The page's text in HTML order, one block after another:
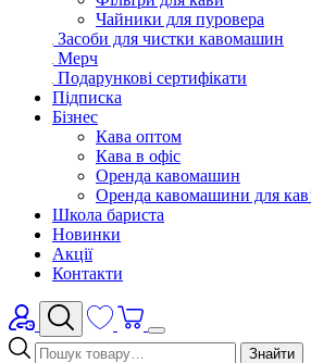
Чайники для пуровера
Засоби для чистки кавомашин
Мерч
Подарункові сертифікати
Підписка
Бізнес
Кава оптом
Кава в офіс
Оренда кавомашин
Оренда кавомашини для
Школа бариста
Новинки
Акції
Контакти
Знайти